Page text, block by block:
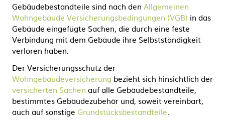
Gebäudebestandteile sind nach den Allgemeinen
Wohngebäude Versicherungsbedingungen (VGB) in das
Gebäude eingefügte Sachen, die durch eine feste
Verbindung mit dem Gebäude ihre Selbstständigkeit
verloren haben.
Der Versicherungsschutz der
Wohngebäudeversicherung bezieht sich hinsichtlich der
versicherten Sachen auf alle Gebäudebestandteile,
bestimmtes Gebäudezubehör und, soweit vereinbart,
auch auf sonstige Grundstücksbestandteile.